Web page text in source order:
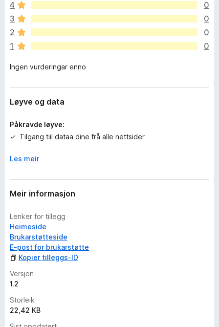
e
n
v
u
r
e
i
n
a
e
n
4
0
3
0
2
0
1
0
Ingen vurderingar enno
Løyve og data
Påkravde løyve:
Tilgang tiil dataa dine frå alle nettsider
Les meir
Meir informasjon
Lenker for tillegg
Heimeside
Brukarstøtteside
E-post for brukarstøtte
Kopier tilleggs-ID
Versjon
1.2
Storleik
22,42 KB